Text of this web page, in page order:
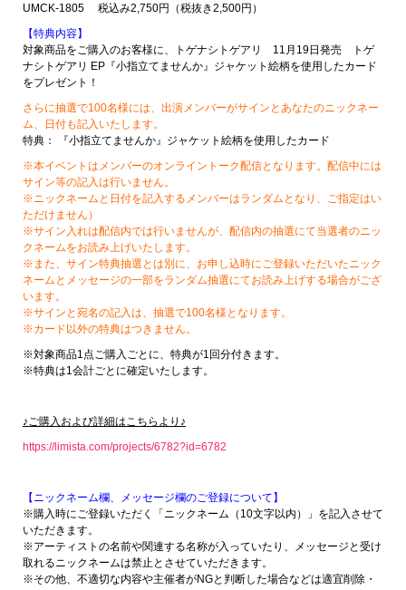
UMCK-1805 税込み2,750円（税抜き2,500円）
【特典内容】
対象商品をご購入のお客様に、トゲナシトゲアリ 11月19日発売 トゲ
ナシトゲアリ EP『小指立てませんか』ジャケット絵柄を使用したカード
をプレゼント！
さらに抽選で100名様には、出演メンバーがサインとあなたのニックネー
ム、日付も記入いたします。
特典： 『小指立てませんか』ジャケット絵柄を使用したカード
※本イベントはメンバーのオンライントーク配信となります。配信中には
サイン等の記入は行いません。
※ニックネームと日付を記入するメンバーはランダムとなり、ご指定はい
ただけません）
※サイン入れは配信内では行いませんが、配信内の抽選にて当選者のニッ
クネームをお読み上げいたします。
※また、サイン特典抽選とは別に、お申し込時にご登録いただいたニック
ネームとメッセージの一部をランダム抽選にてお読み上げする場合がござ
います。
※サインと宛名の記入は、抽選で100名様となります。
※カード以外の特典はつきません。
※対象商品1点ご購入ごとに、特典が1回分付きます。
※特典は1会計ごとに確定いたします。
♪ご購入および詳細はこちらより♪
https://limista.com/projects/6782?id=6782
【ニックネーム欄、メッセージ欄のご登録について】
※購入時にご登録いただく「ニックネーム（10文字以内）」を記入させて
いただきます。
※アーティストの名前や関連する名称が入っていたり、メッセージと受け
取れるニックネームは禁止とさせていただきます。
※その他、不適切な内容や主催者がNGと判断した場合などは適宜削除・